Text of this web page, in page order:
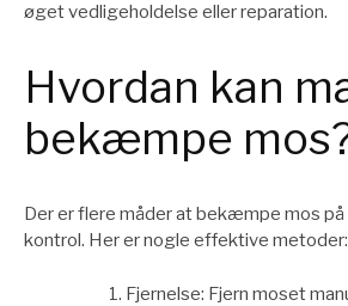
øget vedligeholdelse eller reparation.
Hvordan kan
bekæmpe
Der er flere måder at bekæmpe mos
kontrol. Her er nogle effektive metoder:
Fjernelse: Fjern moset